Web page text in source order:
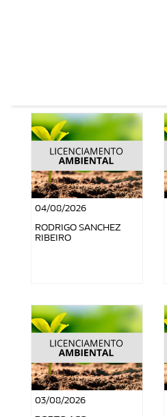
04/08/2026
RODRIGO SANCHEZ
RIBEIRO
03/08/2026